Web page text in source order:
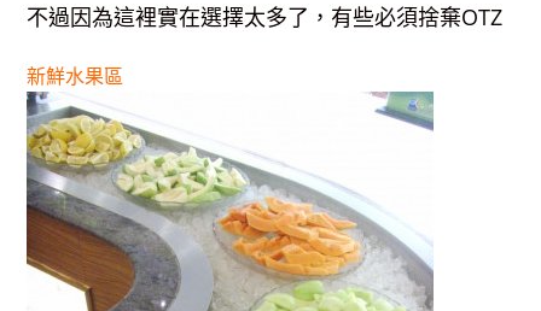
不過因為這裡實在選擇太多了，有些必須捨棄OTZ
新鮮水果區